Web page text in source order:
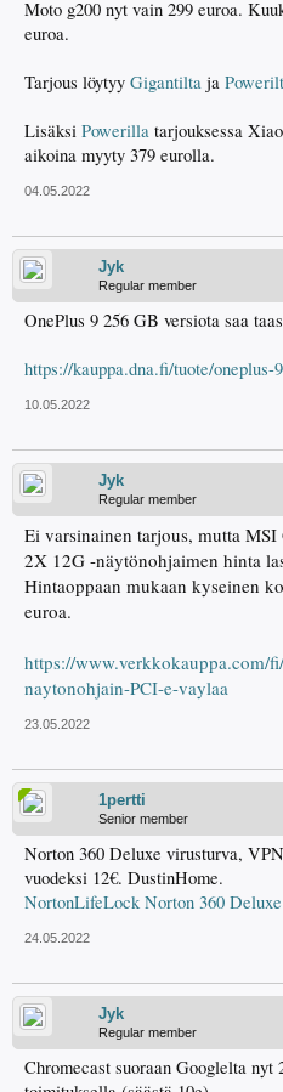
Moto g200 nyt vain 299 euroa.
euroa.
Tarjous löytyy Gigantilta ja
Lisäksi Powerilla tarjouksessa
aikoina myyty 379 eurolla.
04.05.2022
Jyk
Regular member
OnePlus 9 256 GB versiota saa
https://kauppa.dna.fi/tuote/oneplus-
10.05.2022
Jyk
Regular member
Ei varsinainen tarjous, mutta
2X 12G -näytönohjaimen hinta
Hintaoppaan mukaan kyseinen
euroa.
https://www.verkkokauppa.com/
naytonohjain-PCI-e-vaylaa
23.05.2022
1pertti
Senior member
Norton 360 Deluxe virusturva,
vuodeksi 12€. DustinHome.
NortonLifeLock Norton 360
24.05.2022
Jyk
Regular member
Chromecast suoraan Googlelta nyt